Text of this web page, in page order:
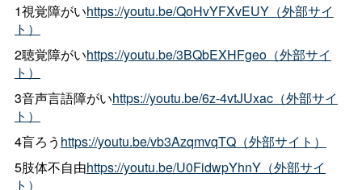
1視覚障がいhttps://youtu.be/QoHvYFXvEUY（外部サイ
ト）
2聴覚障がいhttps://youtu.be/3BQbEXHFgeo（外部サイ
ト）
3音声言語障がいhttps://youtu.be/6z-4vtJUxac（外部サイ
ト）
4盲ろう https://youtu.be/vb3AzqmvqTQ（外部サイト）
5肢体不自由https://youtu.be/U0FidwpYhnY（外部サイ
ト）